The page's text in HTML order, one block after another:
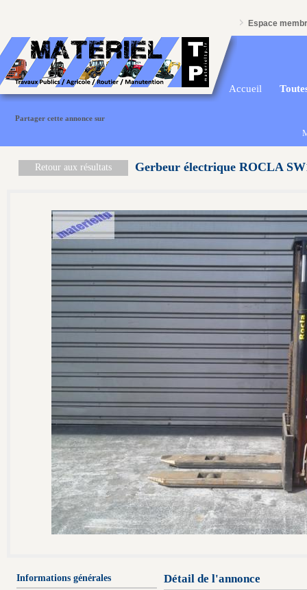
Espace
Accueil
Partager cette annonce sur
Retour aux résultats Gerbeur électrique ROCLA
Informations générales Détail de l'annonce